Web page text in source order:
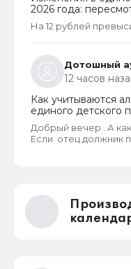
2026 года:
новый порядок
пребывания
На 12 рублей
Дотошный
12 часов
Как учитываются
единого детского
Добрый вечер . А
Если отец должник